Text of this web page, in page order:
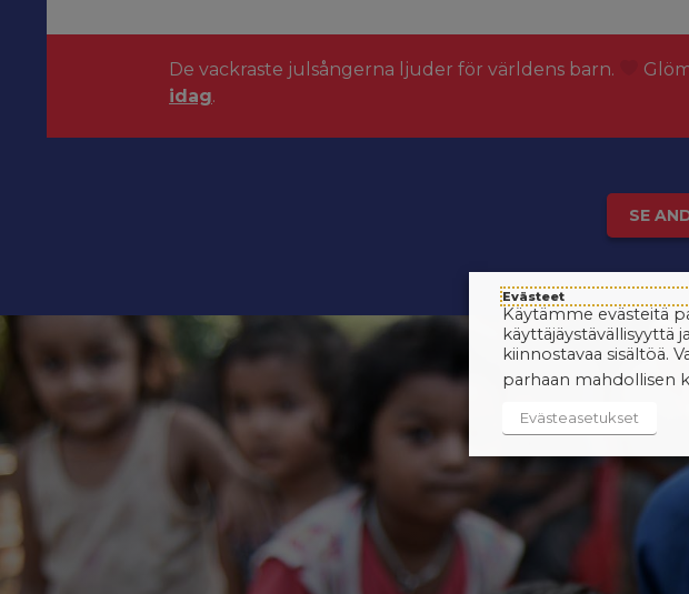
De vackraste julsångerna ljuder för världens barn.
idag.
SE
Evästeet
Käytämme evästeitä
käyttäjäystävällisyyttä
kiinnostavaa sisältöä.
parhaan mahdollisen
Evästeasetukset